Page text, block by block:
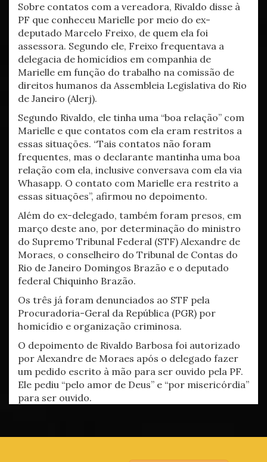
Sobre contatos com a vereadora, Rivaldo disse à
PF que conheceu Marielle por meio do ex-
deputado Marcelo Freixo, de quem ela foi
assessora. Segundo ele, Freixo frequentava a
delegacia de homicídios em companhia de
Marielle em função do trabalho na comissão de
direitos humanos da Assembleia Legislativa do Rio
de Janeiro (Alerj).
Segundo Rivaldo, ele tinha uma “boa relação” com
Marielle e que contatos com ela eram restritos a
essas situações. “Tais contatos não foram
frequentes, mas o declarante mantinha uma boa
relação com ela, inclusive conversava com ela via
Whasapp. O contato com Marielle era restrito a
essas situações”, afirmou no depoimento.
Além do ex-delegado, também foram presos, em
março deste ano, por determinação do ministro
do Supremo Tribunal Federal (STF) Alexandre de
Moraes, o conselheiro do Tribunal de Contas do
Rio de Janeiro Domingos Brazão e o deputado
federal Chiquinho Brazão.
Os três já foram denunciados ao STF pela
Procuradoria-Geral da República (PGR) por
homicídio e organização criminosa.
O depoimento de Rivaldo Barbosa foi autorizado
por Alexandre de Moraes após o delegado fazer
um pedido escrito à mão para ser ouvido pela PF.
Ele pediu “pelo amor de Deus” e “por misericórdia”
para ser ouvido.